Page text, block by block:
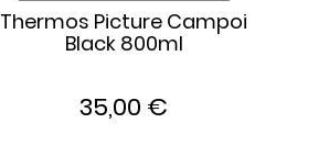
Thermos Picture Campoi
Black 800ml
35,00 €